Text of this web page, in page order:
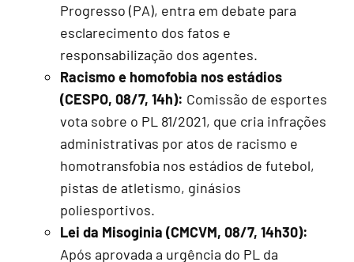
Progresso (PA), entra em debate para
esclarecimento dos fatos e
responsabilização dos agentes.
Racismo e homofobia nos estádios
(CESPO, 08/7, 14h): Comissão de esportes
vota sobre o PL 81/2021, que cria infrações
administrativas por atos de racismo e
homotransfobia nos estádios de futebol,
pistas de atletismo, ginásios
poliesportivos.
Lei da Misoginia (CMCVM, 08/7, 14h30):
Após aprovada a urgência do PL da